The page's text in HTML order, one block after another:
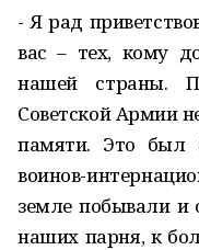
- Я рад
вас – тех, кому
нашей страны.
Советской Армии
памяти. Это был
воинов-
земле побывали и
наших парня, к